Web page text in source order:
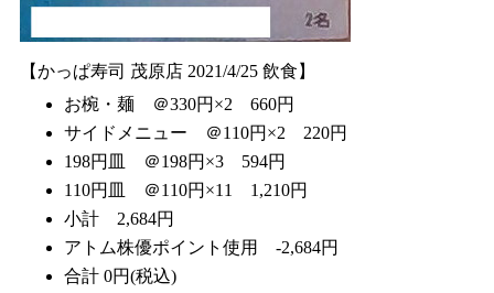
【かっぱ寿司 茂原店 2021/4/25 飲食】
お椀・麺 ＠330円×2 660円
サイドメニュー ＠110円×2 220円
198円皿 ＠198円×3 594円
110円皿 ＠110円×11 1,210円
小計 2,684円
アトム株優ポイント使用 -2,684円
合計 0円(税込)